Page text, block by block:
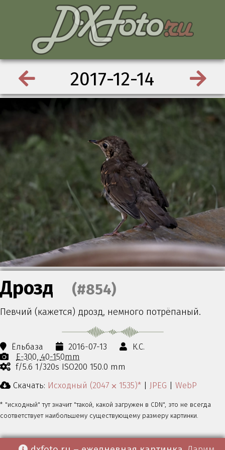
2017-12-14
Дрозд (#854)
Певчий (кажется) дрозд, немного потрёпаный.
Ёльбаза 2016-07-13
К.С.
E-300 40-150mm
f/5.6 1/320s ISO200 150.0 mm
Скачать: Исходный (2047 ⨉ 1535)* | JPEG | WebP
* "исходный" тут значит "такой, какой загружен в CDN", это не всегда
соответствует наибольшему существующему размеру картинки.